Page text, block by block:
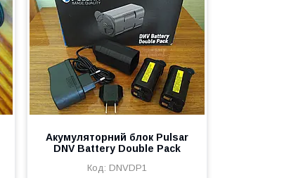
Акумуляторний блок Pulsar
DNV Battery Double Pack
DNVDP1